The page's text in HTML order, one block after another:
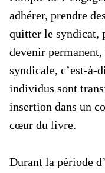
adhérer, prendre
quitter le syndicat,
devenir
syndicale, c’est-à-
individus sont
insertion dans un
cœur du livre.
Durant la période